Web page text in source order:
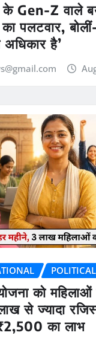
के Gen-Z वाले
का पलटवार,
है’
POLITICAL
योजना को
से ज्यादा
का लाभ